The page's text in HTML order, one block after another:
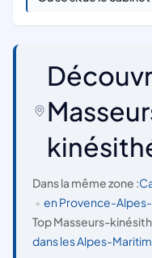
Dans la même zone :
• en Provence-
Top Masseurs-
dans les Alpes-